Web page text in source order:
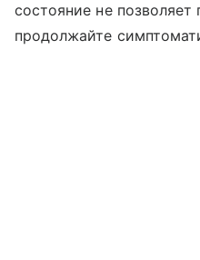
состояние не позволяет
продолжайте